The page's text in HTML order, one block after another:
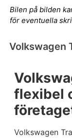
Bilen på bilden
för eventuella
Volkswagen
flexibel
Volkswagen